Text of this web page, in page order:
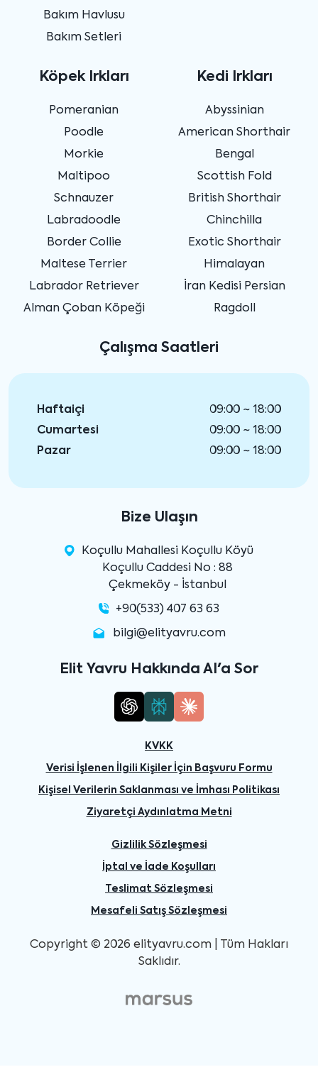
Bakım Havlusu
Bakım Setleri
Köpek Irkları
Pomeranian
Poodle
Morkie
Maltipoo
Schnauzer
Labradoodle
Border Collie
Maltese Terrier
Labrador Retriever
Alman Çoban Köpeği
Kedi Irkları
Abyssinian
American Shorthair
Bengal
Scottish Fold
British Shorthair
Chinchilla
Exotic Shorthair
Himalayan
İran Kedisi Persian
Ragdoll
Çalışma Saatleri
Haftaiçi
09:00 ~ 18:00
Cumartesi
09:00 ~ 18:00
Pazar
09:00 ~ 18:00
Bize Ulaşın
Koçullu Mahallesi Koçullu Köyü
Koçullu Caddesi No : 88
Çekmeköy - İstanbul
+90(533) 407 63 63
bilgi@elityavru.com
Elit Yavru Hakkında AI'a Sor
KVKK
Verisi İşlenen İlgili Kişiler İçin Başvuru Formu
Kişisel Verilerin Saklanması ve İmhası Politikası
Ziyaretçi Aydınlatma Metni
Gizlilik Sözleşmesi
İptal ve İade Koşulları
Teslimat Sözleşmesi
Mesafeli Satış Sözleşmesi
Copyright © 2026 elityavru.com | Tüm Hakları
Saklıdır.